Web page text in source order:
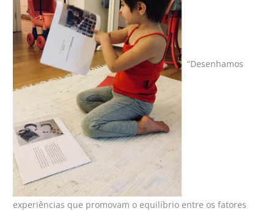
“Desenhamos
experiências que promovam o equilíbrio entre os fatores